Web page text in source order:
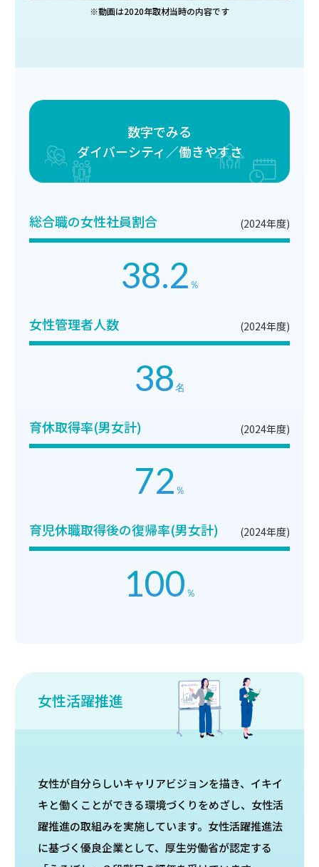
※動画は2020年取材当時の内容です
数字でみる
ダイバーシティ／働きやすさ
総合職の女性社員割合 (2024年度)
38.2 ％
女性管理者人数 (2024年度)
38名
育休取得率(男女計) (2024年度)
72 ％
育児休職取得後の復帰率(男女計) (2024年度)
100 ％
女性活躍推進
女性が自分らしいキャリアビジョンを描き、イキイ
キと働くことができる環境づくりをめざし、女性活
躍推進の取組みを実施しています。女性活躍推進法
に基づく優良企業として、厚生労働省が認定する